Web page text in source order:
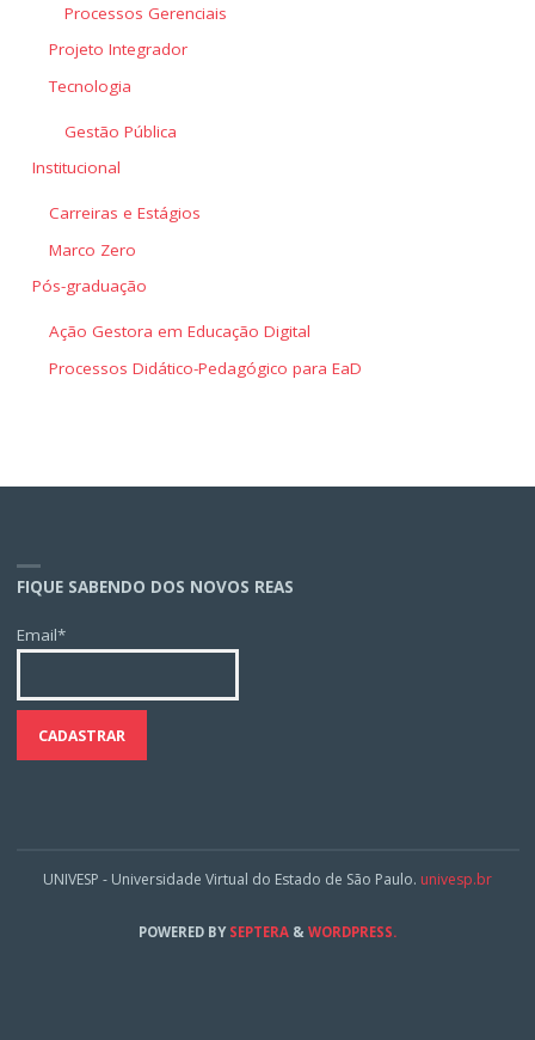
Processos Gerenciais
Projeto Integrador
Tecnologia
Gestão Pública
Institucional
Carreiras e Estágios
Marco Zero
Pós-graduação
Ação Gestora em Educação Digital
Processos Didático-Pedagógico para EaD
FIQUE SABENDO DOS NOVOS REAS
Email*
UNIVESP - Universidade Virtual do Estado de São Paulo. univesp.br
POWERED BYSEPTERA & WORDPRESS.